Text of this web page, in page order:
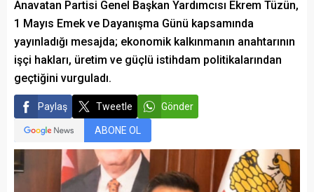
Anavatan Partisi Genel Başkan Yardımcısı Ekrem Tüzün,
1 Mayıs Emek ve Dayanışma Günü kapsamında
yayınladığı mesajda; ekonomik kalkınmanın anahtarının
işçi hakları, üretim ve güçlü istihdam politikalarından
geçtiğini vurguladı.
Paylaş Tweetle Gönder
ABONE OL